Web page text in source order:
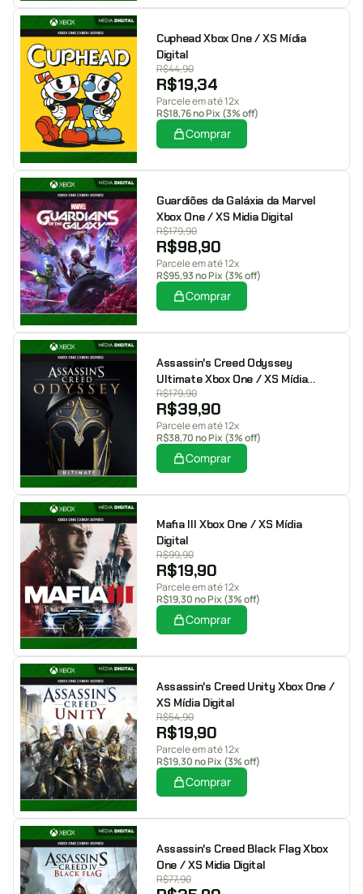
Cuphead Xbox One / XS Mídia
Digital
R$44,90
R$19,34
Parcele em até 12x
R$18,76no Pix (3% off)
Comprar
Guardiões da Galáxia da Marvel
Xbox One / XS Midia Digital
R$179,90
R$98,90
Parcele em até 12x
R$95,93no Pix (3% off)
Comprar
Assassin's Creed Odyssey
Ultimate Xbox One / XS Mídia
Digital
R$179,90
R$39,90
Parcele em até 12x
R$38,70no Pix (3% off)
Comprar
Mafia III Xbox One / XS Mídia
Digital
R$99,90
R$19,90
Parcele em até 12x
R$19,30no Pix (3% off)
Comprar
Assassin's Creed Unity Xbox One /
XS Mídia Digital
R$54,90
R$19,90
Parcele em até 12x
R$19,30no Pix (3% off)
Comprar
Assassin's Creed Black Flag Xbox
One / XS Midia Digital
R$77,90